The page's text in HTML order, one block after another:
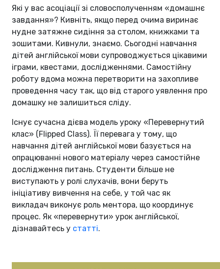
Які у вас асоціації зі словосполученням «домашнє
завдання»? Кивніть, якщо перед очима виринає
нудне затяжне сидіння за столом, книжками та
зошитами. Кивнули, знаємо. Сьогодні навчання
дітей англійської мови супроводжується цікавими
іграми, квестами, дослідженнями. Самостійну
роботу вдома можна перетворити на захопливе
проведення часу так, що від старого уявлення про
домашку не залишиться сліду.
Існує сучасна дієва модель уроку «Перевернутий
клас» (Flipped Class). Її перевага у тому, що
навчання дітей англійської мови базується на
опрацюванні нового матеріалу через самостійне
дослідження питань. Студенти більше не
виступають у ролі слухачів, вони беруть
ініціативу вивчення на себе, у той час як
викладач виконує роль ментора, що координує
процес. Як «перевернути» урок англійської,
дізнавайтесь у статті.